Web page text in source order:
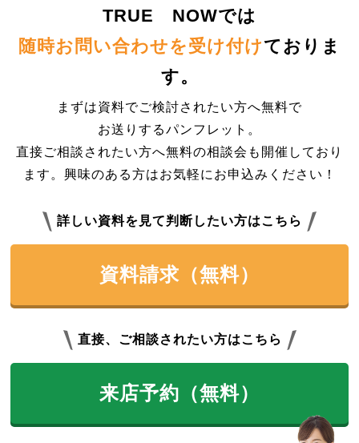
TRUE NOWでは
随時お問い合わせを受け付けておりま
す。
まずは資料でご検討されたい方へ無料で
お送りするパンフレット。
直接ご相談されたい方へ無料の相談会も開催しており
ます。興味のある方はお気軽にお申込みください！
詳しい資料を見て判断したい方はこちら
資料請求（無料）
直接、ご相談されたい方はこちら
来店予約（無料）